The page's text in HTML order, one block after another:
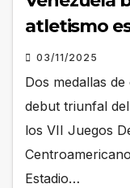
atletismo
03/11/2025
Dos medallas
debut triunfal
los VII Juegos
Estadio…